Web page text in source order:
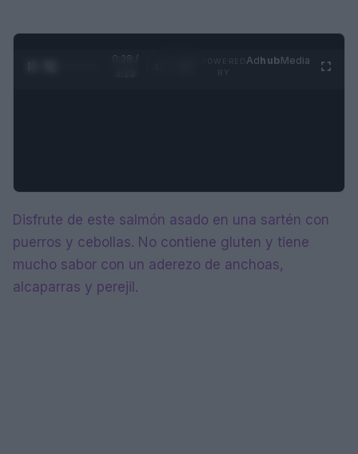
0:29 /
AdhubMedia
Disfrute de este salmón asado en una sartén con
puerros y cebollas. No contiene gluten y tiene
mucho sabor con un aderezo de anchoas,
alcaparras y perejil.